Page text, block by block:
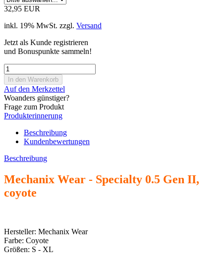
32,95 EUR
inkl. 19% MwSt. zzgl. Versand
Jetzt als Kunde registrieren
und Bonuspunkte sammeln!
Auf den Merkzettel
Woanders günstiger?
Frage zum Produkt
Produkterinnerung
Beschreibung
Kundenbewertungen
Beschreibung
Mechanix Wear - Specialty 0.5 Gen II,
coyote
Hersteller: Mechanix Wear
Farbe: Coyote
Größen: S - XL